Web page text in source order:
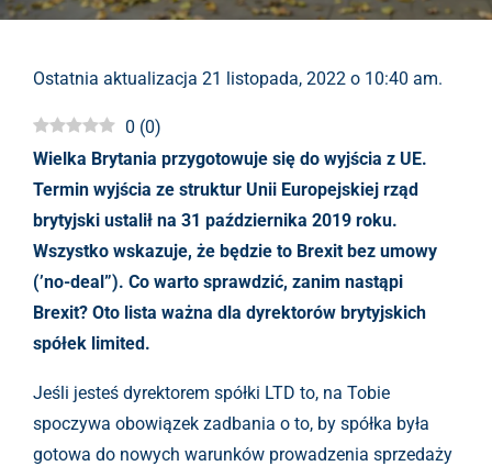
Ostatnia aktualizacja 21 listopada, 2022 o 10:40 am.
0 (0)
Wielka Brytania przygotowuje się do wyjścia z UE.
Termin wyjścia ze struktur Unii Europejskiej rząd
brytyjski ustalił na 31 października 2019 roku.
Wszystko wskazuje, że będzie to Brexit bez umowy
(’no-deal”). Co warto sprawdzić, zanim nastąpi
Brexit? Oto lista ważna dla dyrektorów brytyjskich
spółek limited.
Jeśli jesteś dyrektorem spółki LTD to, na Tobie
spoczywa obowiązek zadbania o to, by spółka była
gotowa do nowych warunków prowadzenia sprzedaży